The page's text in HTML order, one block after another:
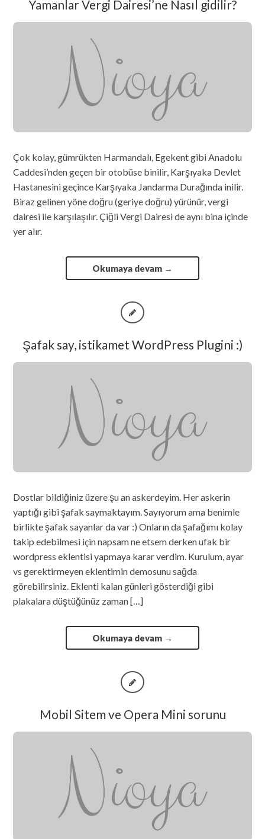
Yamanlar Vergi Dairesi’ne Nasıl gidilir?
Çok kolay, gümrükten Harmandalı, Egekent gibi Anadolu
Caddesi’nden geçen bir otobüse binilir, Karşıyaka Devlet
Hastanesini geçince Karşıyaka Jandarma Durağında inilir.
Biraz gelinen yöne doğru (geriye doğru) yürünür, vergi
dairesi ile karşılaşılır. Çiğli Vergi Dairesi de aynı bina içinde
yer alır.
Okumaya devam →
Şafak say, istikamet WordPress Plugini :)
Dostlar bildiğiniz üzere şu an askerdeyim. Her askerin
yaptığı gibi şafak saymaktayım. Sayıyorum ama benimle
birlikte şafak sayanlar da var :) Onların da şafağımı kolay
takip edebilmesi için napsam ne etsem derken ufak bir
wordpress eklentisi yapmaya karar verdim. Kurulum, ayar
vs gerektirmeyen eklentimin demosunu sağda
görebilirsiniz. Eklenti kalan günleri gösterdiği gibi
plakalara düştüğünüz zaman […]
Okumaya devam →
Mobil Sitem ve Opera Mini sorunu